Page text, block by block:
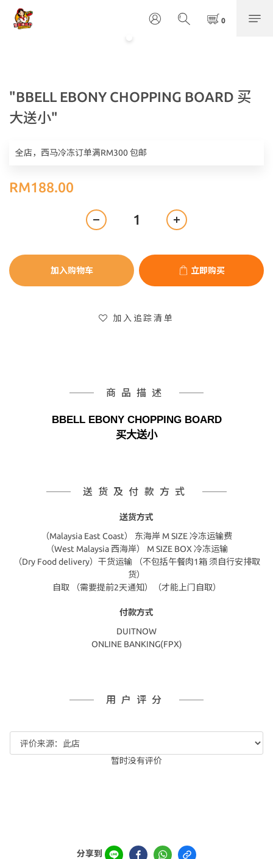
"BBELL EBONY CHOPPING BOARD 买
大送小"
全店，西马冷冻订单满RM300 包邮
RM188.00
加入购物车 立即购买
加入追踪清单
商品描述
BBELL EBONY CHOPPING BOARD
买大送小
送货及付款方式
送货方式
（Malaysia East Coast） 东海岸 M SIZE 冷冻运输费
（West Malaysia 西海岸） M SIZE BOX 冷冻运输
（Dry Food delivery）干货运输 （不包括午餐肉1箱 须自行安排取
货）
自取 （需要提前2天通知）（才能上门自取）
付款方式
DUITNOW
ONLINE BANKING(FPX)
用户评分
暂时没有评价
分享到